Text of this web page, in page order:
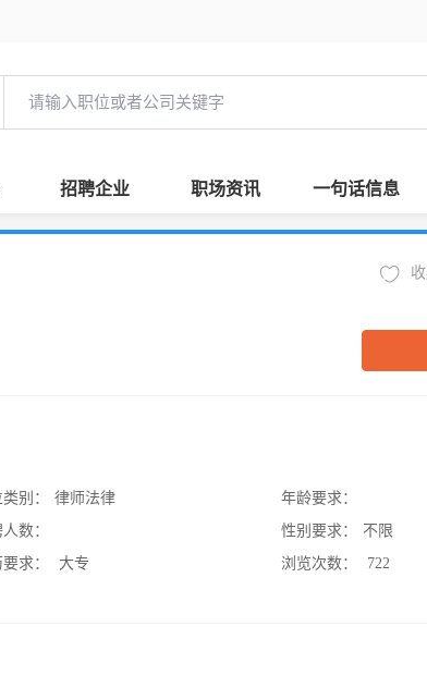
招聘企业 职场资讯 一句话信息
别：
律师法律
数：
求：
大专
年龄要求：
性别要求：
不限
浏览次数：
722